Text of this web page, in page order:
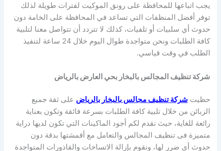
يجب اتباعها للمحافظة على رونق الموكيت لفترات طويلة لذلك
توفر أفضل المنظفات التي تساعد في المحافظة على الخامة دون
حدوث أي سلبيات أو تلفيات، كذلك لا تتردد أن تتواصل معنا لتلبية
كافة الطلبات ونحن متواجدة طوال اليوم خلال 24 ساعة لتنفيذ
الطلب في وقت قياسي.
شركة تنظيف المجالس بالبخار بحي العارض بالرياض
حظيت شركة تنظيف مجالس بالبخار بالرياض على ثقة جميع
الزبائن من خلال تلبية كافة الطلبات بسرعة فائقة وتكون بعناية
رائعة للغاية، حيث نقدم لكم أجود الماكينات التي تكون لديها دراية
متميزة فى تنظيف المجالس والتعامل مع أقمشتها بدقة دون
حدوث أي ضرر لها، ونقوم بإزالة الاتساخات والقاذورات المتواجدة